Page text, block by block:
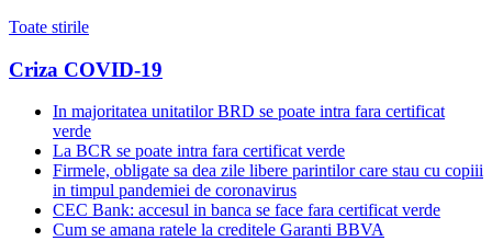
Toate stirile
Criza COVID-19
In majoritatea unitatilor BRD se poate intra fara certificat
verde
La BCR se poate intra fara certificat verde
Firmele, obligate sa dea zile libere parintilor care stau cu copiii
in timpul pandemiei de coronavirus
CEC Bank: accesul in banca se face fara certificat verde
Cum se amana ratele la creditele Garanti BBVA